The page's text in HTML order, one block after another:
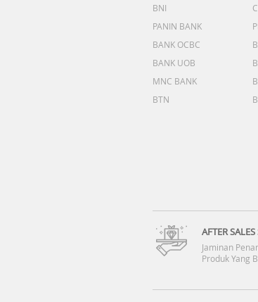
BNI
PANIN BANK
BANK OCBC
BANK UOB
MNC BANK
BTN
AFTER SALES
Jaminan
Produk Yang